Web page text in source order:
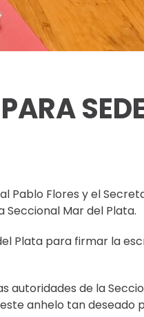
Flores y el
Mar del Plata.
Plata para firmar la
de la
anhelo tan